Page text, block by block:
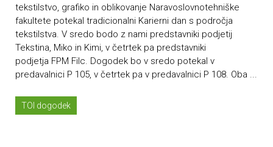
tekstilstvo, grafiko in oblikovanje Naravoslovnotehniške
fakultete potekal tradicionalni Karierni dan s področja
tekstilstva. V sredo bodo z nami predstavniki podjetij
Tekstina, Miko in Kimi, v četrtek pa predstavniki
podjetja FPM Filc. Dogodek bo v sredo potekal v
predavalnici P 105, v četrtek pa v predavalnici P 108. Oba ...
TOI dogodek